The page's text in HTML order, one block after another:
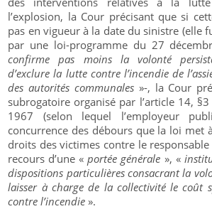
l’explosion, la Cour précisant que si
pas en vigueur à la date du sinistre (elle
par une loi-programme du 27
confirme pas moins la volonté
d’exclure la lutte contre l’incendie de
des autorités communales»-, la Cour
subrogatoire organisé par l’article 14,
1967 (selon lequel l’employeur
concurrence des débours que la loi met
droits des victimes contre le responsable
recours d’une «portée générale », «
dispositions particulières consacrant la
laisser à charge de la collectivité le coût
contre l’incendie ».